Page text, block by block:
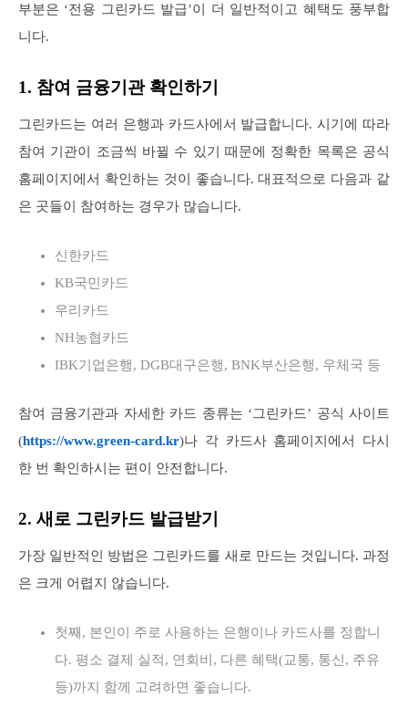
부분은 ‘전용 그린카드 발급’이 더 일반적이고 혜택도 풍부합
니다.
1. 참여 금융기관 확인하기
그린카드는 여러 은행과 카드사에서 발급합니다. 시기에 따라
참여 기관이 조금씩 바뀔 수 있기 때문에 정확한 목록은 공식
홈페이지에서 확인하는 것이 좋습니다. 대표적으로 다음과 같
은 곳들이 참여하는 경우가 많습니다.
신한카드
KB국민카드
우리카드
NH농협카드
IBK기업은행, DGB대구은행, BNK부산은행, 우체국 등
참여 금융기관과 자세한 카드 종류는 ‘그린카드’ 공식 사이트
(https://www.green-card.kr)나 각 카드사 홈페이지에서 다시
한 번 확인하시는 편이 안전합니다.
2. 새로 그린카드 발급받기
가장 일반적인 방법은 그린카드를 새로 만드는 것입니다. 과정
은 크게 어렵지 않습니다.
첫째, 본인이 주로 사용하는 은행이나 카드사를 정합니
다. 평소 결제 실적, 연회비, 다른 혜택(교통, 통신, 주유
등)까지 함께 고려하면 좋습니다.